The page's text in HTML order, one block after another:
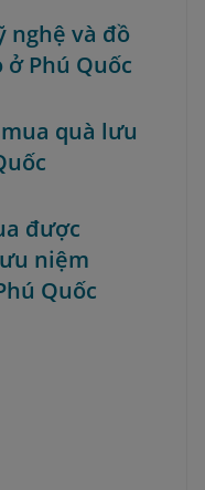
nghệ và đồ
Phú Quốc
quà lưu
được
niệm
Quốc